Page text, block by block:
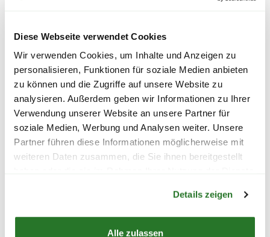
Diese Webseite verwendet Cookies
Wir verwenden Cookies, um Inhalte und Anzeigen zu
personalisieren, Funktionen für soziale Medien anbieten
zu können und die Zugriffe auf unsere Website zu
analysieren. Außerdem geben wir Informationen zu Ihrer
Verwendung unserer Website an unsere Partner für
soziale Medien, Werbung und Analysen weiter. Unsere
Partner führen diese Informationen möglicherweise mit
weiteren Daten zusammen, die Sie ihnen bereitgestellt
Details zeigen
Alle zulassen
Aussehen, Größe, Form und Farbe der
gelieferten Pflanze können daher von der
gezeigten Abbildung abweichen.
Abhängig von der aktuellen Jahreszeit
können ebenfalls dieBlütenständeund
Reifezeitenvariieren.
DieLiefergröße
wird zusätzlich durch
werden. Die am Produkt angegebene
Liefergröße entspricht der Höhe ohne
Topf oder dem Topfvolumen.
14,95€
SPEDITIONSVERSAND
29,95€
49,99
inkl. MwSt.zzgl. Versandkosten